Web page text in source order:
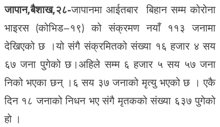
जापान,बैशाख,२८-जापानमा आईतबार बिहान सम्म कोरोना
भाइरस (कोभिड–१९) को संक्रमण नयाँ ११३ जनामा
देखिएको छ ।यो संगै संक्रमितको संख्या १६ हजार ४ सय
६७ जना पुगेको छ।अहिले सम्म ६ हजार ५ सय ५७ जना
निको भएका छन् ।६ सय ३७ जनाको मृत्यु भएको छ । एकै
दिन १८ जनाको निधन भए संगै मृतकको संख्या ६३७ पुगेको
हो ।